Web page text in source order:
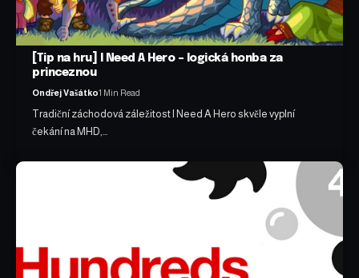
[Tip na hru] I Need A Hero – logická honba za
princeznou
Ondřej Vašátko1 Min Read
Tradiční záchodová záležitost I Need A Hero skvěle vyplní
čekání na MHD,…